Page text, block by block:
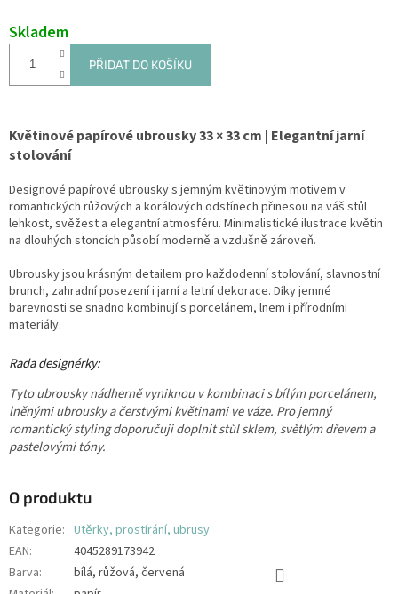
Skladem
PŘIDAT DO KOŠÍKU
Květinové papírové ubrousky 33 × 33 cm | Elegantní jarní
stolování
Designové papírové ubrousky s jemným květinovým motivem v
romantických růžových a korálových odstínech přinesou na váš stůl
lehkost, svěžest a elegantní atmosféru. Minimalistické ilustrace květin
na dlouhých stoncích působí moderně a vzdušně zároveň.
Ubrousky jsou krásným detailem pro každodenní stolování, slavnostní
brunch, zahradní posezení i jarní a letní dekorace. Díky jemné
barevnosti se snadno kombinují s porcelánem, lnem i přírodními
materiály.
Rada designérky:
Tyto ubrousky nádherně vyniknou v kombinaci s bílým porcelánem,
lněnými ubrousky a čerstvými květinami ve váze. Pro jemný
romantický styling doporučuji doplnit stůl sklem, světlým dřevem a
pastelovými tóny.
O produktu
Kategorie: Utěrky, prostírání, ubrusy
EAN:
4045289173942
Barva:
bílá, růžová, červená